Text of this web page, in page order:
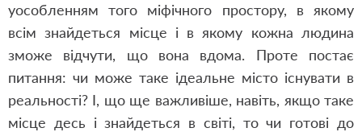
уособленням того міфічного простору, в якому
всім знайдеться місце і в якому кожна людина
зможе відчути, що вона вдома. Проте постає
питання: чи може таке ідеальне місто існувати в
реальності? І, що ще важливіше, навіть, якщо таке
місце десь і знайдеться в світі, то чи готові до